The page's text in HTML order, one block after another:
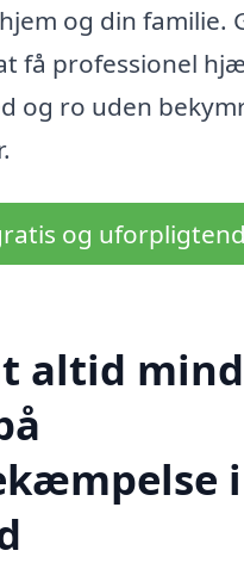
og din familie.
få professionel
og ro uden
og
altid
i